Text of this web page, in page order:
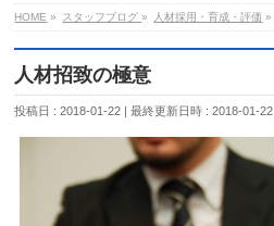
HOME » スタッフブログ» 人材採用・育成・評価 »
人材招致の極意
投稿日 : 2018-01-22 最終更新日時 : 2018-01-22